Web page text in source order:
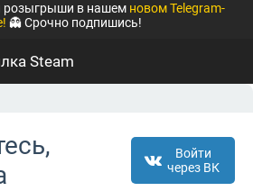
розыгрыши в нашем новом Telegram-
👻 Срочно подпишись!
Steam
Войти
через ВК